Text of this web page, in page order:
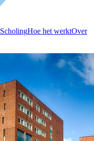
ScholingHoe het werktOver